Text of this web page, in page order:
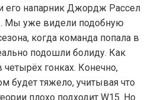
его напарник Джордж Рассел
Мы уже видели подобную
когда команда попала в
подошли болиду. Как
четырёх гонках. Конечно,
будет тяжело, учитывая что
плохо подходит W15. Но